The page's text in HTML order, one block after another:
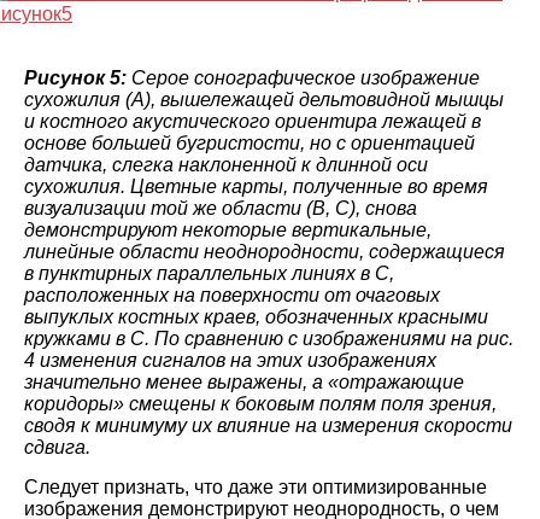
Рисунок 5: Серое сонографическое изображение
сухожилия (A), вышележащей дельтовидной мышцы
и костного акустического ориентира лежащей в
основе большей бугристости, но с ориентацией
датчика, слегка наклоненной к длинной оси
сухожилия. Цветные карты, полученные во время
визуализации той же области (B, C), снова
демонстрируют некоторые вертикальные,
линейные области неоднородности, содержащиеся
в пунктирных параллельных линиях в C,
расположенных на поверхности от очаговых
выпуклых костных краев, обозначенных красными
кружками в C. По сравнению с изображениями на рис.
4 изменения сигналов на этих изображениях
значительно менее выражены, а «отражающие
коридоры» смещены к боковым полям поля зрения,
сводя к минимуму их влияние на измерения скорости
сдвига.
Следует признать, что даже эти оптимизированные
изображения демонстрируют неоднородность, о чем